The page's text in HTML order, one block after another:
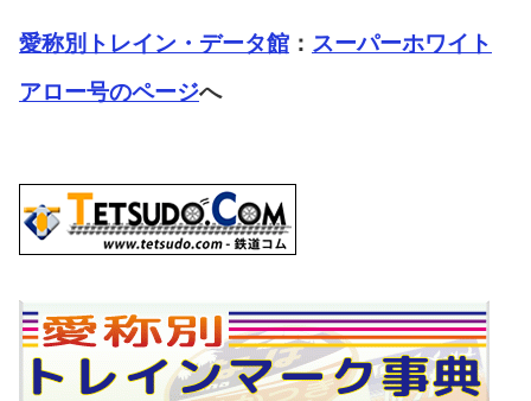
愛称別トレイン・データ館 ： スーパーホワイト
アロー号のページへ